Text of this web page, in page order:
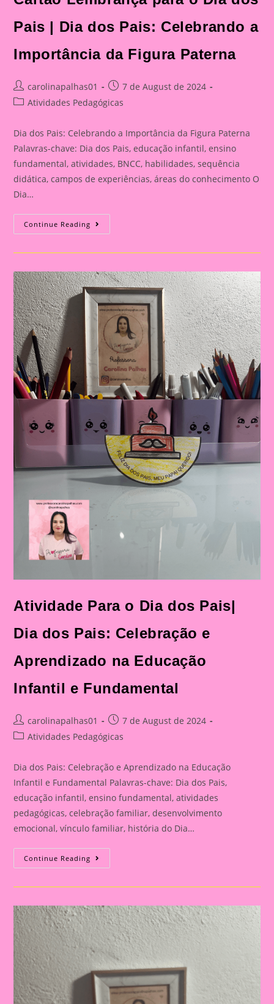
Pais | Dia dos Pais: Celebrando a
Importância da Figura Paterna
Post
author:
carolinapalhas01
Post
published:
7 de August de 2024
PostAtividades Pedagógicas
Dia dos Pais: Celebrando a Importância da Figura Paterna
Palavras-chave: Dia dos Pais, educação infantil, ensino
fundamental, atividades, BNCC, habilidades, sequência
didática, campos de experiências, áreas do conhecimento O
Dia…
Continue Reading Cartão
Lembrança
O
Pais
|
Dia
Dos
Pais:
Celebrando
Importância
Da
Figura
Paterna
Atividade Para o Dia dos Pais|
Dia dos Pais: Celebração e
Aprendizado na Educação
Infantil e Fundamental
Post
author:
carolinapalhas01
Post
published:
7 de August de 2024
PostAtividades Pedagógicas
Dia dos Pais: Celebração e Aprendizado na Educação
Infantil e Fundamental Palavras-chave: Dia dos Pais,
educação infantil, ensino fundamental, atividades
pedagógicas, celebração familiar, desenvolvimento
emocional, vínculo familiar, história do Dia…
Continue Reading Atividade
Para
Dia
Dia
Dos
Pais:
Celebração
E
Aprendizado
Na
Educação
Infantil
E
Fundamental